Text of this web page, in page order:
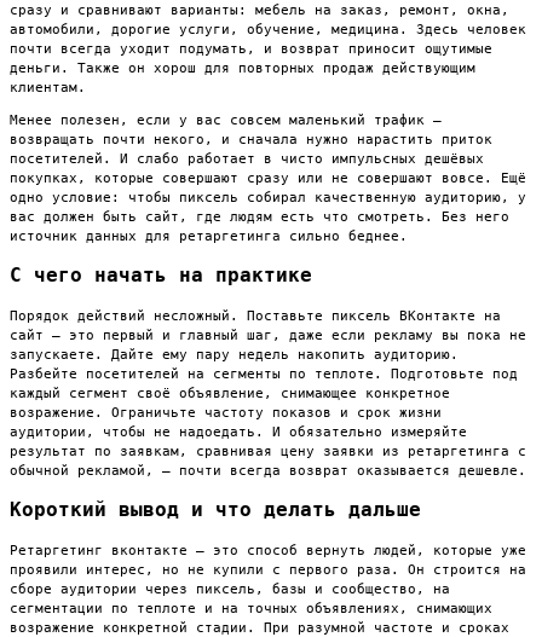
сразу и сравнивают варианты: мебель на заказ, ремонт, окна,
автомобили, дорогие услуги, обучение, медицина. Здесь человек
почти всегда уходит подумать, и возврат приносит ощутимые
деньги. Также он хорош для повторных продаж действующим
клиентам.
Менее полезен, если у вас совсем маленький трафик —
возвращать почти некого, и сначала нужно нарастить приток
посетителей. И слабо работает в чисто импульсных дешёвых
покупках, которые совершают сразу или не совершают вовсе. Ещё
одно условие: чтобы пиксель собирал качественную аудиторию, у
вас должен быть сайт, где людям есть что смотреть. Без него
источник данных для ретаргетинга сильно беднее.
С чего начать на практике
Порядок действий несложный. Поставьте пиксель ВКонтакте на
сайт — это первый и главный шаг, даже если рекламу вы пока не
запускаете. Дайте ему пару недель накопить аудиторию.
Разбейте посетителей на сегменты по теплоте. Подготовьте под
каждый сегмент своё объявление, снимающее конкретное
возражение. Ограничьте частоту показов и срок жизни
аудитории, чтобы не надоедать. И обязательно измеряйте
результат по заявкам, сравнивая цену заявки из ретаргетинга с
обычной рекламой, — почти всегда возврат оказывается дешевле.
Короткий вывод и что делать дальше
Ретаргетинг вконтакте — это способ вернуть людей, которые уже
проявили интерес, но не купили с первого раза. Он строится на
сборе аудитории через пиксель, базы и сообщество, на
сегментации по теплоте и на точных объявлениях, снимающих
возражение конкретной стадии. При разумной частоте и сроках